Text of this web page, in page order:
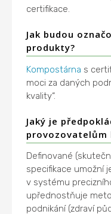
certifikace.
Jak budou
produkty?
Kompostárna s
moci za daných
kvality“.
Jaký je
provozovatelům
Definované
specifikace umožní
v systému
upřednostňuje
podnikání (zdraví